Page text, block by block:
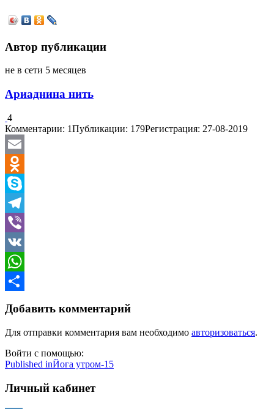
Автор публикации
не в сети 5 месяцев
Ариаднина нить
4
Комментарии: 1Публикации: 179Регистрация: 27-08-2019
Email
Odnoklassniki
Skype
Telegram
Viber
VK
WhatsApp
Добавить комментарий
Для отправки комментария вам необходимо авторизоваться.
Войти с помощью:
Навигация
по
Published inЙога утром-15
Личный кабинет